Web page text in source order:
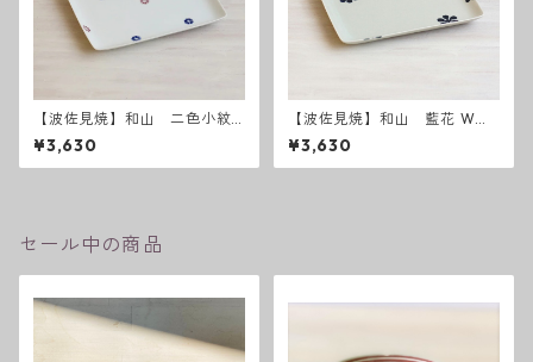
【波佐見焼】和山 二色小紋
Wプレート角皿 - 大 -
¥3,630
【波佐見焼】和山 藍花 Wプ
レート角皿 - 大 -
¥3,630
セール中の商品